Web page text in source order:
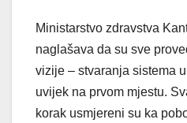
Ministarstvo zdravstva
naglašava da su sve
vizije – stvaranja sistema
uvijek na prvom mjestu.
korak usmjereni su ka